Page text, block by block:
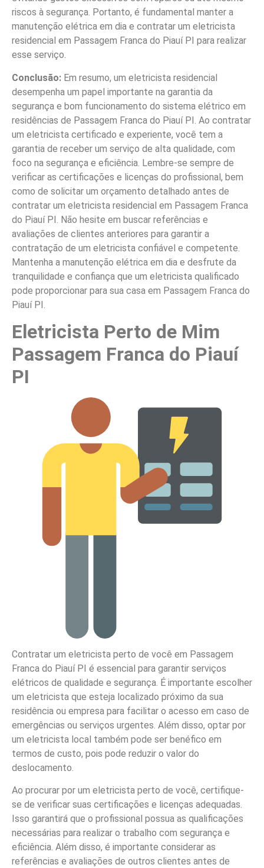
riscos à segurança. Portanto, é fundamental manter a
manutenção elétrica em dia e contratar um eletricista
residencial em Passagem Franca do Piauí PI para realizar
esse serviço.
Conclusão: Em resumo, um eletricista residencial
desempenha um papel importante na garantia da
segurança e bom funcionamento do sistema elétrico em
residências de Passagem Franca do Piauí PI. Ao contratar
um eletricista certificado e experiente, você tem a
garantia de receber um serviço de alta qualidade, com
foco na segurança e eficiência. Lembre-se sempre de
verificar as certificações e licenças do profissional, bem
como de solicitar um orçamento detalhado antes de
contratar um eletricista residencial em Passagem Franca
do Piauí PI. Não hesite em buscar referências e
avaliações de clientes anteriores para garantir a
contratação de um eletricista confiável e competente.
Mantenha a manutenção elétrica em dia e desfrute da
tranquilidade e confiança que um eletricista qualificado
pode proporcionar para sua casa em Passagem Franca do
Piauí PI.
Eletricista Perto de Mim
Passagem Franca do Piauí
PI
Contratar um eletricista perto de você em Passagem
Franca do Piauí PI é essencial para garantir serviços
elétricos de qualidade e segurança. É importante escolher
um eletricista que esteja localizado próximo da sua
residência ou empresa para facilitar o acesso em caso de
emergências ou serviços urgentes. Além disso, optar por
um eletricista local também pode ser benéfico em
termos de custo, pois pode reduzir o valor do
deslocamento.
Ao procurar por um eletricista perto de você, certifique-
se de verificar suas certificações e licenças adequadas.
Isso garantirá que o profissional possua as qualificações
necessárias para realizar o trabalho com segurança e
eficiência. Além disso, é importante considerar as
referências e avaliações de outros clientes antes de